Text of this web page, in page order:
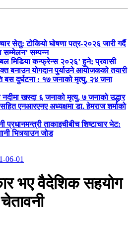
सेतु: टोकियो घोषणा पत्र-२०२६ जारी गर्दै
सम्मेलन’ सम्पन्न
मिडिया कन्फ्रेन्स २०२६’ हुने; प्रवासी
बनाउन योगदान पुर्याउने आयोजकको तयारी
बस दुर्घटना : १७ जनाको मृत्यु, २४ जना
नदीमा खस्दा ६ जनाको मृत्यु, ७ जनाको उद्धार
सहित एनआरएनए अध्यक्षमा डा. हेमराज शर्माको
प्रधानमन्त्री ताकाइचीबीच शिष्टाचार भेट:
भित्र्याउन जोड
भए वैदेशिक सहयोग